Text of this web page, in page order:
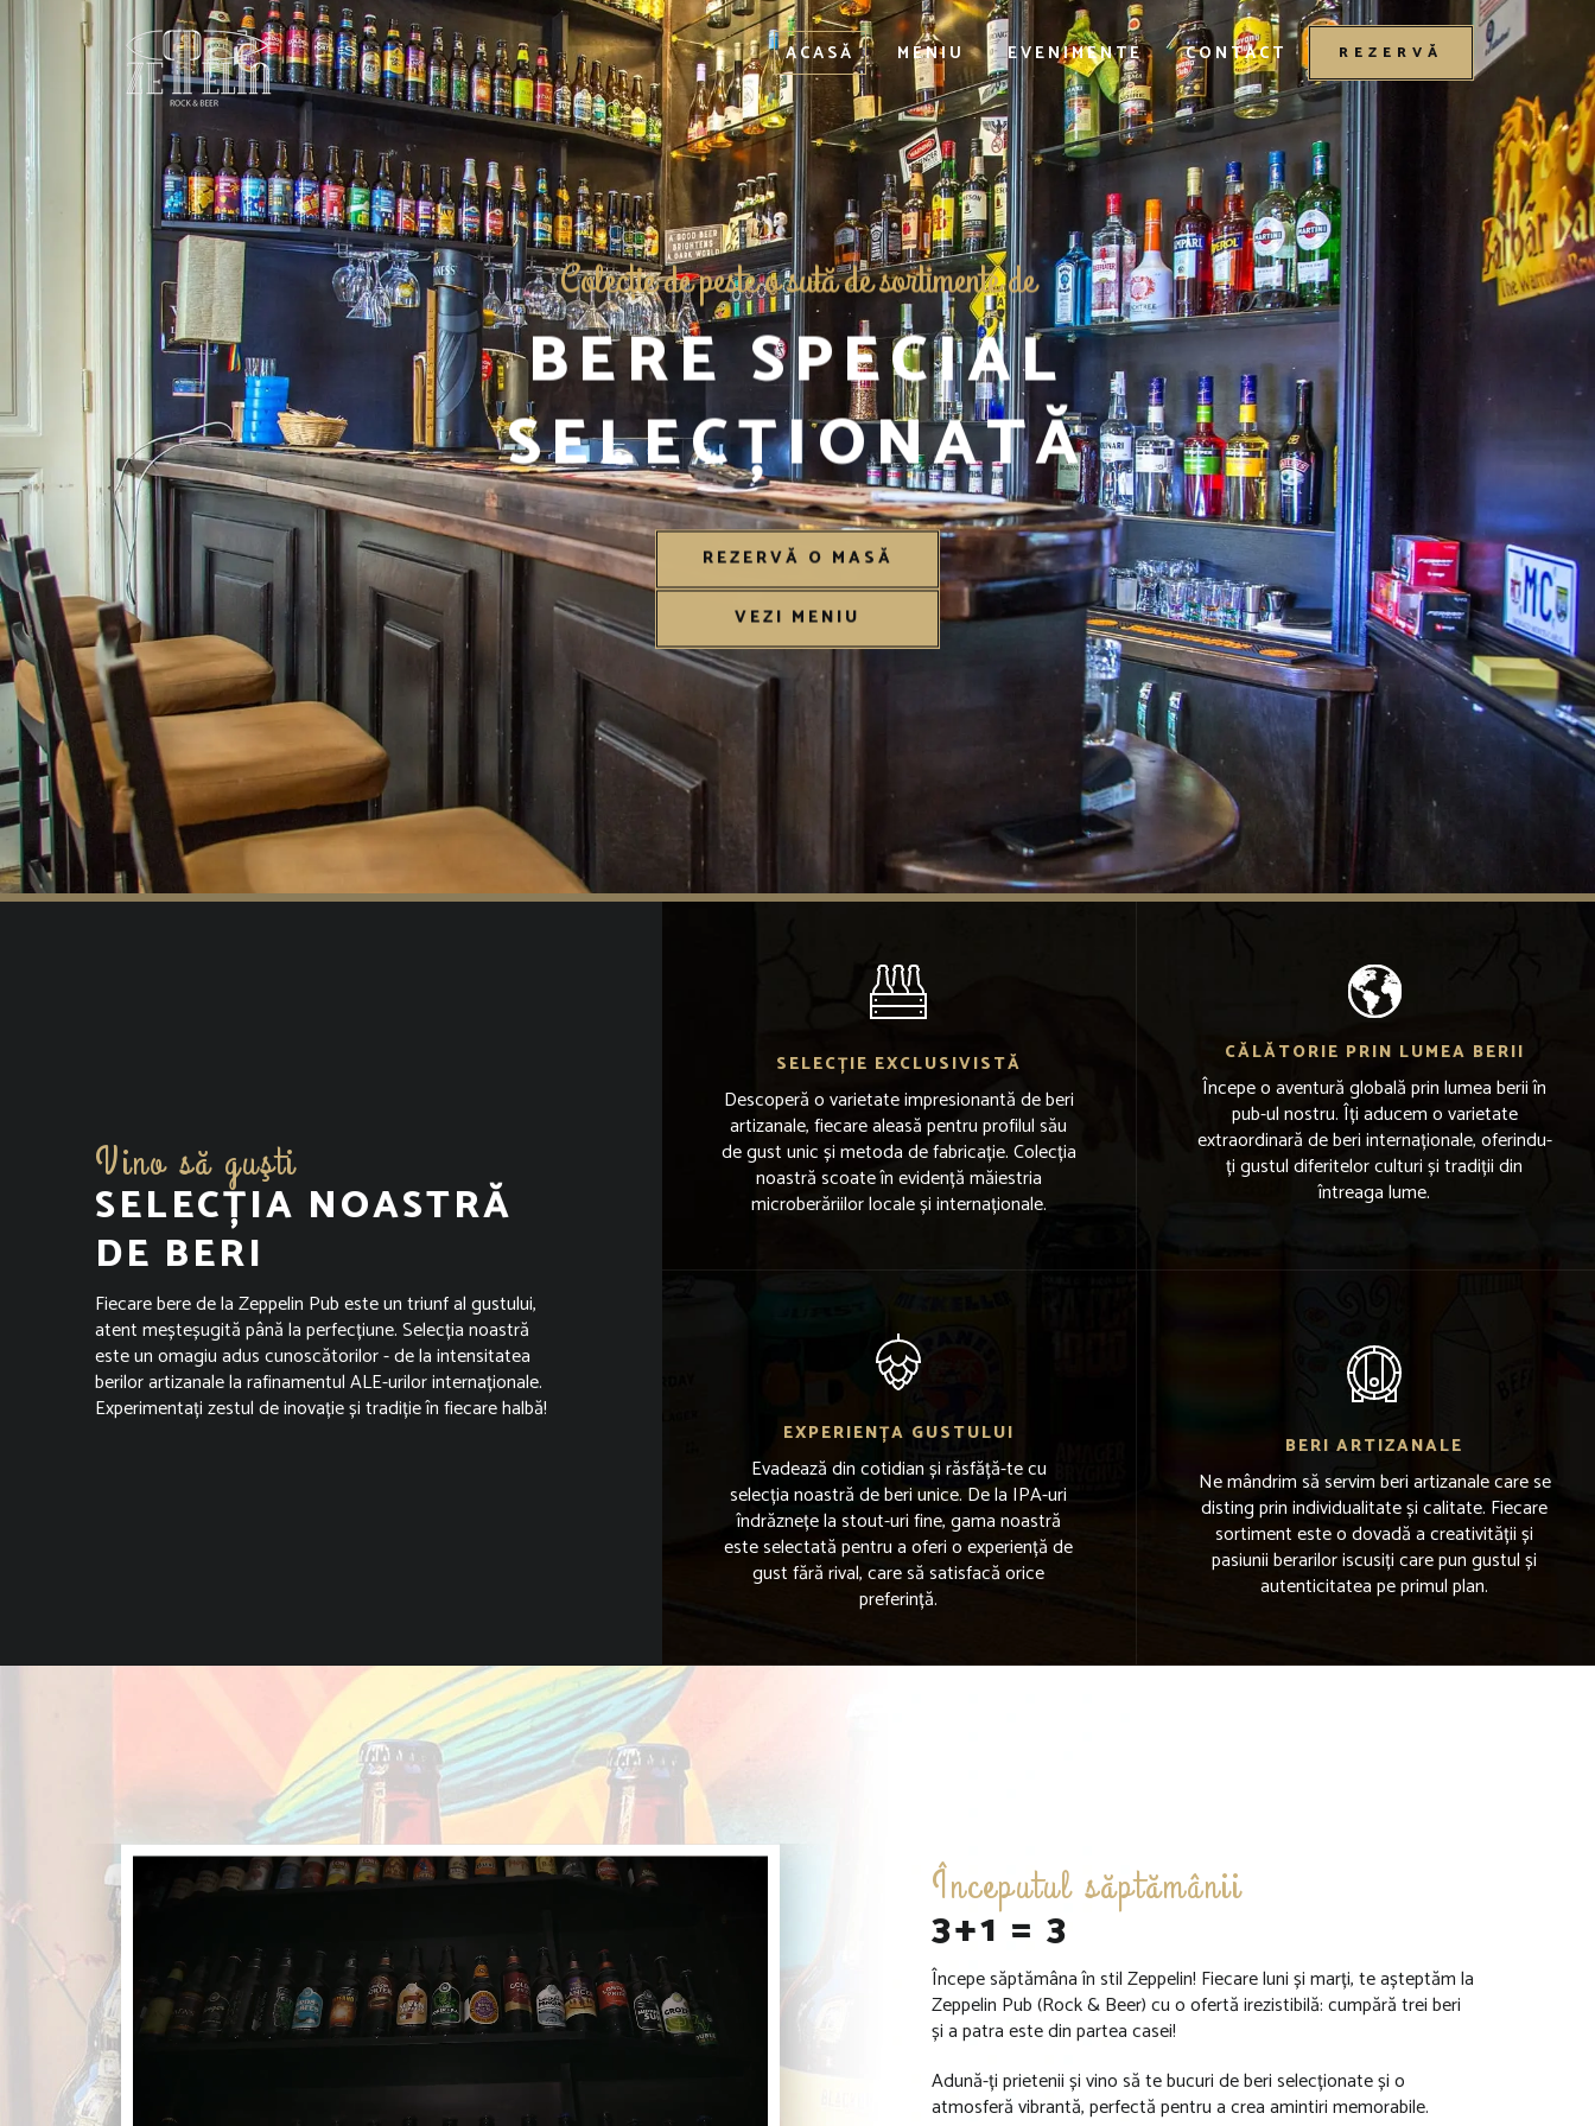
REZERVĂ
ACASĂ MENIU EVENIMENTE CONTACT
Colecţie de peste o sută de sortimente de
BERE SPECIAL
SELECȚIONATĂ
REZERVĂ O MASĂ
VEZI MENIU
Vino să guşti
SELECȚIA NOASTRĂ
DE BERI
Fiecare bere de la Zeppelin Pub este un triunf al gustului,
atent meșteșugită până la perfecțiune. Selecția noastră
este un omagiu adus cunoscătorilor - de la intensitatea
berilor artizanale la rafinamentul ALE-urilor internaționale.
Experimentați zestul de inovație și tradiție în fiecare halbă!
SELECȚIE EXCLUSIVISTĂ
Descoperă o varietate impresionantă de beri
artizanale, fiecare aleasă pentru profilul său
de gust unic și metoda de fabricație. Colecția
noastră scoate în evidență măiestria
microberăriilor locale și internaționale.
CĂLĂTORIE PRIN LUMEA BERII
Începe o aventură globală prin lumea berii în
pub-ul nostru. Îți aducem o varietate
extraordinară de beri internaționale, oferindu-
ți gustul diferitelor culturi și tradiții din
întreaga lume.
EXPERIENȚA GUSTULUI
Evadează din cotidian și răsfăță-te cu
selecția noastră de beri unice. De la IPA-uri
îndrăznețe la stout-uri fine, gama noastră
este selectată pentru a oferi o experiență de
gust fără rival, care să satisfacă orice
preferință.
BERI ARTIZANALE
Ne mândrim să servim beri artizanale care se
disting prin individualitate și calitate. Fiecare
sortiment este o dovadă a creativității și
pasiunii berarilor iscusiți care pun gustul și
autenticitatea pe primul plan.
Începutul săptămânii
3+1 = 3
Începe săptămâna în stil Zeppelin! Fiecare luni și marți, te așteptăm la
Zeppelin Pub (Rock & Beer) cu o ofertă irezistibilă: cumpără trei beri
și a patra este din partea casei!
Adună-ți prietenii și vino să te bucuri de beri selecționate și o
atmosferă vibrantă, perfectă pentru a crea amintiri memorabile.